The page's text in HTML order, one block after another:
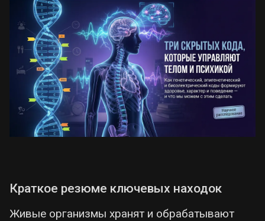
по строительству солнечных
электростанций и модернизации
подстанций, что должно повысить
надёжность энергосистемы.
Логистика переориентирована на
восток:Из-за блокирования судоходства
по Днепру и опасности в Чёрном море
основные грузопотоки переключены через
сухопутный коридорМелитополь — Крым
доставки грузов резко возросла — в
~4,5–6,5 руб/т-кмдля зерновых грузов.
Краткое резюме ключевых находок
Живые организмы хранят и обрабатывают